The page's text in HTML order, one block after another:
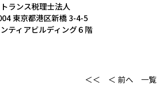
トランス税理士法人
東京都港区新橋 3-4-5
ティアビルディング６階
＜＜ ＜ 前へ 一覧